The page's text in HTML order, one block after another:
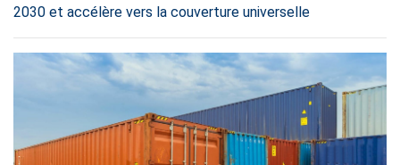
2030 et accélère vers la couverture universelle